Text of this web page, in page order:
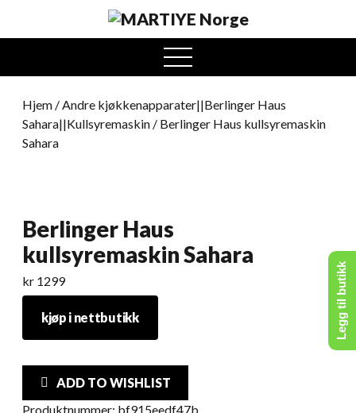
open
menu
Hjem /Andre kjøkkenapparater||Berlinger Haus
Sahara||Kullsyremaskin / Berlinger Haus kullsyremaskin
Sahara
Berlinger Haus
kullsyremaskin Sahara
kr 1299
kjøp i nettbutikk
ADD TO WISHLIST
Produktnummer: bf915eedf47b
Legg til butikk